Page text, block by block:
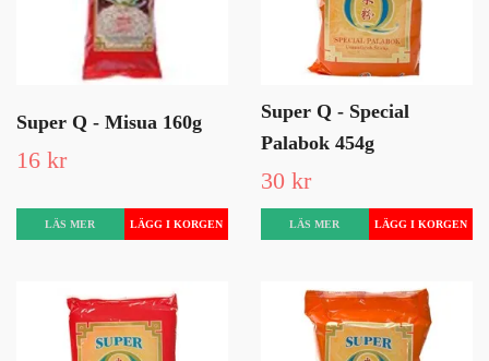
Super Q - Misua 160g
16 kr
LÄS MER
Super Q - Special
Palabok 454g
30 kr
LÄS MER